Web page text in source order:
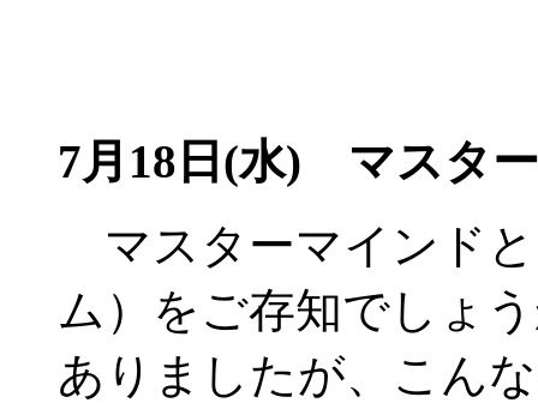
7月18日(水) マスタ
マスターマインド
ム）をご存知でしょ
ありましたが、こん